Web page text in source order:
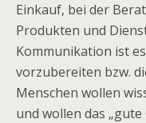
Einkauf, bei der
Produkten und
Kommunikation ist
vorzubereiten bzw.
Menschen wollen
und wollen das